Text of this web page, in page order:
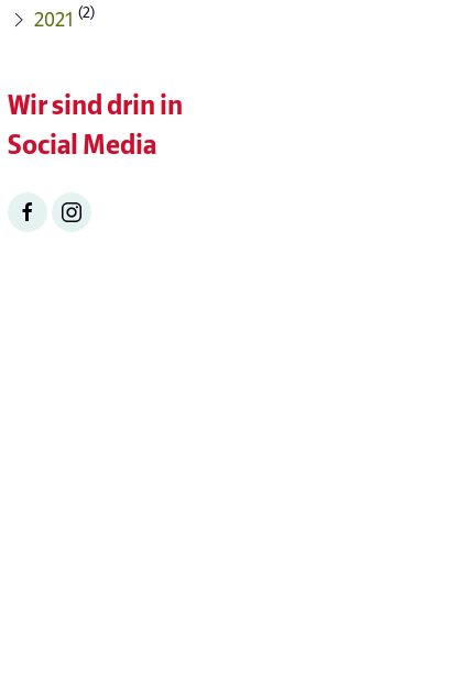
2021 (2)
Wir sind drin in
Social Media